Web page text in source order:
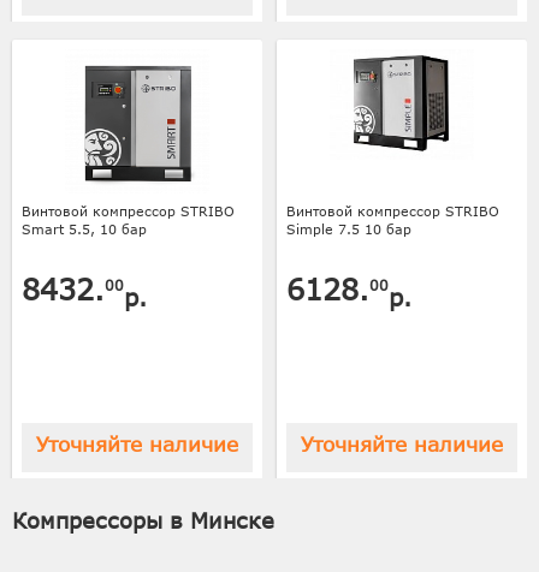
Винтовой компрессор STRIBO
Smart 5.5, 10 бар
8432.00р.
Уточняйте наличие
Винтовой компрессор STRIBO
Simple 7.5 10 бар
6128.00р.
Уточняйте наличие
Компрессоры в Минске